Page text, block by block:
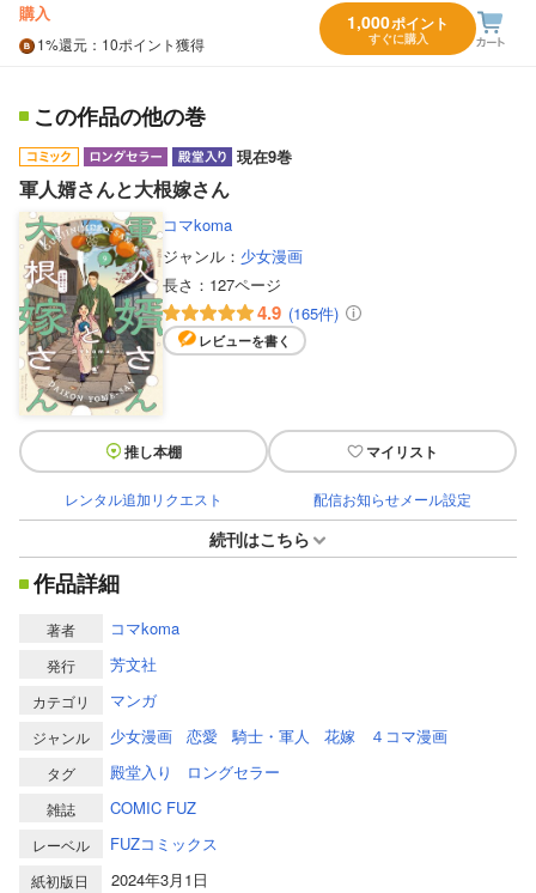
購入
1%還元 ：10ポイント獲得
1,000ポイント
すぐに購入
この作品の他の巻
現在9巻
軍人婿さんと大根嫁さん
コマkoma
ジャンル： 少女漫画
長さ： 127ページ
4.9 (165件)
レビューを書く
推し本棚 マイリスト
レンタル追加リクエスト 配信お知らせメール設定
続刊はこちら
作品詳細
著者 コマkoma
発行 芳文社
カテゴリ マンガ
ジャンル 少女漫画 恋愛 騎士・軍人 花嫁 ４コマ漫画
タグ 殿堂入り ロングセラー
雑誌 COMIC FUZ
レーベル FUZコミックス
紙初版日
2024年3月1日